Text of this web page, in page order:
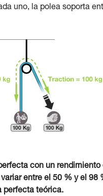
uno, la polea soporta
con un
entre el 50 % y el
perfecta teórica.